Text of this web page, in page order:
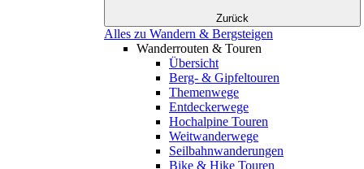
Zurück
Alles zu Wandern & Bergsteigen
Wanderrouten & Touren
Übersicht
Berg- & Gipfeltouren
Themenwege
Entdeckerwege
Hochalpine Touren
Weitwanderwege
Seilbahnwanderungen
Bike & Hike Touren